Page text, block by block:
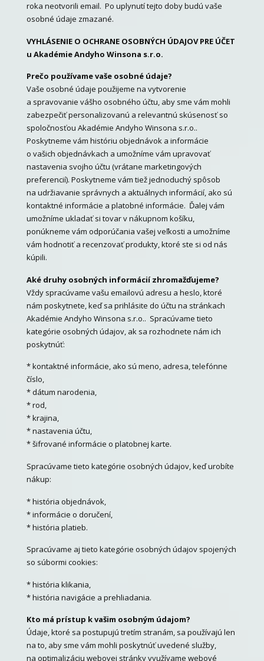
roka neotvorili email. Po uplynutí tejto doby budú vaše
osobné údaje zmazané.
VYHLÁSENIE O OCHRANE OSOBNÝCH ÚDAJOV PRE ÚČET
u Akadémie Andyho Winsona s.r.o.
Prečo používame vaše osobné údaje?
Vaše osobné údaje použijeme na vytvorenie
a spravovanie vášho osobného účtu, aby sme vám mohli
zabezpečiť personalizovanú a relevantnú skúsenosť so
spoločnosťou Akadémie Andyho Winsona s.r.o..
Poskytneme vám históriu objednávok a informácie
o vašich objednávkach a umožníme vám upravovať
nastavenia svojho účtu (vrátane marketingových
preferencií). Poskytneme vám tiež jednoduchý spôsob
na udržiavanie správnych a aktuálnych informácií, ako sú
kontaktné informácie a platobné informácie. Ďalej vám
umožníme ukladať si tovar v nákupnom košíku,
ponúkneme vám odporúčania vašej veľkosti a umožníme
vám hodnotiť a recenzovať produkty, ktoré ste si od nás
kúpili.
Aké druhy osobných informácií zhromažďujeme?
Vždy spracúvame vašu emailovú adresu a heslo, ktoré
nám poskytnete, keď sa prihlásite do účtu na stránkach
Akadémie Andyho Winsona s.r.o.. Spracúvame tieto
kategórie osobných údajov, ak sa rozhodnete nám ich
poskytnúť:
* kontaktné informácie, ako sú meno, adresa, telefónne
číslo,
* dátum narodenia,
* rod,
* krajina,
* nastavenia účtu,
* šifrované informácie o platobnej karte.
Spracúvame tieto kategórie osobných údajov, keď urobíte
nákup:
* história objednávok,
* informácie o doručení,
* história platieb.
Spracúvame aj tieto kategórie osobných údajov spojených
so súbormi cookies:
* história klikania,
* história navigácie a prehliadania.
Kto má prístup k vašim osobným údajom?
Údaje, ktoré sa postupujú tretím stranám, sa používajú len
na to, aby sme vám mohli poskytnúť uvedené služby,
na optimalizáciu webovej stránky využívame webové